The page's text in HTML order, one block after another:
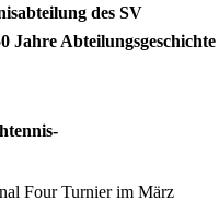
des SV
Jahre Abteilungsgeschichte
Four Turnier im März